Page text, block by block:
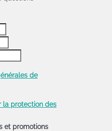
de
la protection des
et promotions